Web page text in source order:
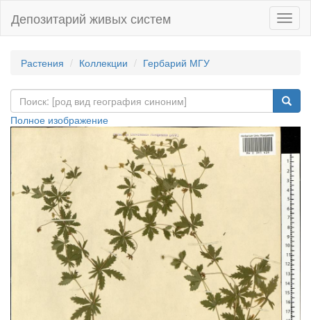
Депозитарий живых систем
Растения Коллекции Гербарий МГУ
Полное изображение